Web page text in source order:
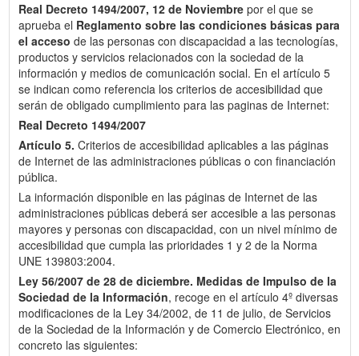
Real Decreto 1494/2007, 12 de Noviembre por el que se
aprueba el Reglamento sobre las condiciones básicas para
el acceso de las personas con discapacidad a las tecnologías,
productos y servicios relacionados con la sociedad de la
información y medios de comunicación social. En el artículo 5
se indican como referencia los criterios de accesibilidad que
serán de obligado cumplimiento para las paginas de Internet:
Real Decreto 1494/2007
Artículo 5. Criterios de accesibilidad aplicables a las páginas
de Internet de las administraciones públicas o con financiación
pública.
La información disponible en las páginas de Internet de las
administraciones públicas deberá ser accesible a las personas
mayores y personas con discapacidad, con un nivel mínimo de
accesibilidad que cumpla las prioridades 1 y 2 de la Norma
UNE 139803:2004.
Ley 56/2007 de 28 de diciembre. Medidas de Impulso de la
Sociedad de la Información, recoge en el artículo 4º diversas
modificaciones de la Ley 34/2002, de 11 de julio, de Servicios
de la Sociedad de la Información y de Comercio Electrónico, en
concreto las siguientes: